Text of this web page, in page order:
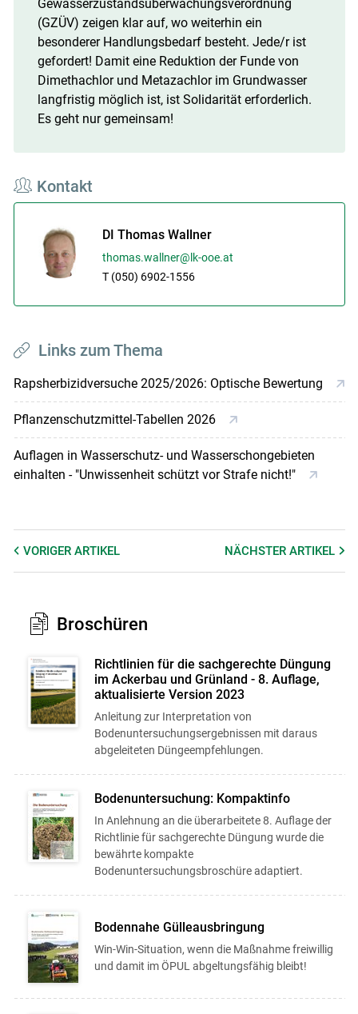
Gewässerzustandsüberwachungsverordnung
(GZÜV) zeigen klar auf, wo weiterhin ein
besonderer Handlungsbedarf besteht. Jede/r ist
gefordert! Damit eine Reduktion der Funde von
Dimethachlor und Metazachlor im Grundwasser
langfristig möglich ist, ist Solidarität erforderlich.
Es geht nur gemeinsam!
Kontakt
DI Thomas Wallner
thomas.wallner@lk-ooe.at
T (050) 6902-1556
Links zum Thema
Rapsherbizidversuche 2025/2026: Optische Bewertung
Pflanzenschutzmittel-Tabellen 2026
Auflagen in Wasserschutz- und Wasserschongebieten
einhalten - "Unwissenheit schützt vor Strafe nicht!"
VORIGER ARTIKEL NÄCHSTERARTIKEL
Broschüren
Richtlinien für die sachgerechte Düngung
im Ackerbau und Grünland - 8. Auflage,
aktualisierte Version 2023
Anleitung zur Interpretation von
Bodenuntersuchungsergebnissen mit daraus
abgeleiteten Düngeempfehlungen.
Bodenuntersuchung: Kompaktinfo
In Anlehnung an die überarbeitete 8. Auflage der
Richtlinie für sachgerechte Düngung wurde die
bewährte kompakte
Bodenuntersuchungsbroschüre adaptiert.
Bodennahe Gülleausbringung
Win-Win-Situation, wenn die Maßnahme freiwillig
und damit im ÖPUL abgeltungsfähig bleibt!